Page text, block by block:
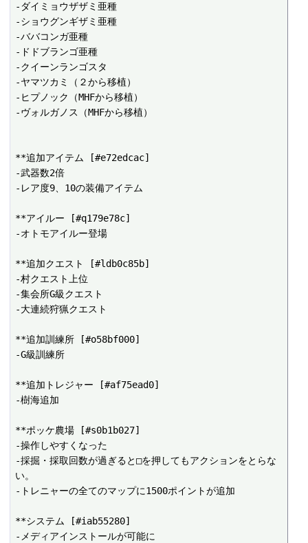
-ダイミョウザザミ亜種
-ショウグンギザミ亜種
-ババコンガ亜種
-ドドブランゴ亜種
-クイーンランゴスタ
-ヤマツカミ（２から移植）
-ヒプノック（MHFから移植）
-ヴォルガノス（MHFから移植）
**追加アイテム [#e72edcac]
-武器数2倍
-レア度9、10の装備アイテム
**アイルー [#q179e78c]
-オトモアイルー登場
**追加クエスト [#ldb0c85b]
-村クエスト上位
-集会所G級クエスト
-大連続狩猟クエスト
**追加訓練所 [#o58bf000]
-G級訓練所
**追加トレジャー [#af75ead0]
-樹海追加
**ポッケ農場 [#s0b1b027]
-操作しやすくなった
-採掘・採取回数が過ぎると□を押してもアクションをとらな
い。
-トレニャーの全てのマップに1500ポイントが追加
**システム [#iab55280]
-メディアインストールが可能に